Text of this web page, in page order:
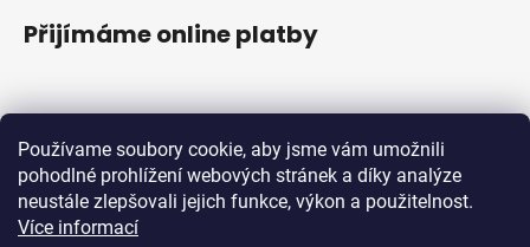
Používame soubory cookie, aby jsme vám umožnili
pohodlné prohlížení webových stránek a díky analýze
neustále zlepšovali jejich funkce, výkon a použitelnost.
Více informací
Přijímáme online platby